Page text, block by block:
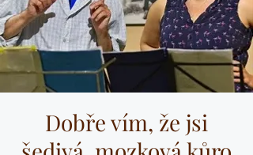
Dobře vím, že jsi